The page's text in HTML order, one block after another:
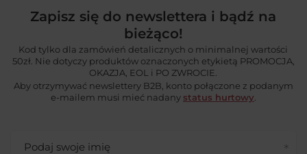
Zapisz się do newslettera i bądź na
bieżąco!
Kod tylko dla zamówień detalicznych o minimalnej wartości
50zł. Nie dotyczy produktów oznaczonych etykietą PROMOCJA,
OKAZJA, EOL i PO ZWROCIE.
Aby otrzymywać newslettery B2B, konto połączone z podanym
e-mailem musi mieć nadany status hurtowy.
Podaj swoje imię